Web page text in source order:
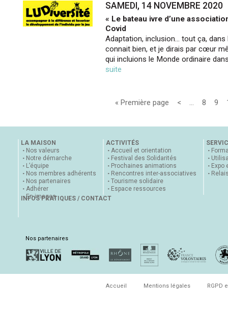
SAMEDI, 14 NOVEMBRE 2020
« Le bateau ivre d’une
Covid
Adaptation, inclusion… tout ça,
connait bien, et je dirais par cœur
qui incluions le Monde ordinaire
suite
« Première page < … 8 9
LA MAISON
Nos valeurs
Notre démarche
L’équipe
Nos membres adhérents
Nos partenaires
Adhérer
En images
ACTIVITÉS
Accueil et orientation
Festival des Solidarités
Prochaines animations
Rencontres inter-associatives
Tourisme solidaire
Espace ressources
Expo
INFOS PRATIQUES / CONTACT
Nos partenaires
Accueil Mentions légales RGPD